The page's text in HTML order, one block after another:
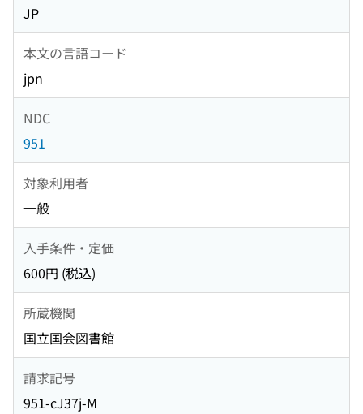
JP
本文の言語コード
jpn
NDC
951
対象利用者
一般
入手条件・定価
600円 (税込)
所蔵機関
国立国会図書館
請求記号
951-cJ37j-M